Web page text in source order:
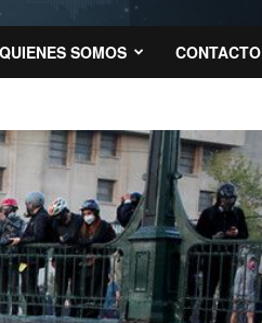
QUIENES SOMOS CONTACTO